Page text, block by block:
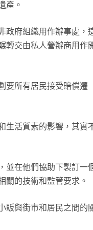
產。
政府組織用作辦事處，
轉交由私人營辦商用作
要所有居民接受賠償遷
生活質素的影響，其實
並在他們協助下製訂一
關的技術和監管要求。
販與街市和居民之間的